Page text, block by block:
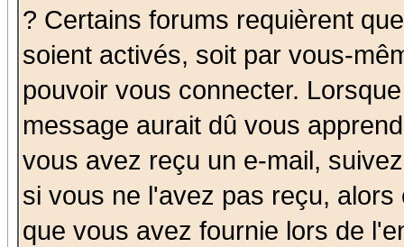
? Certains forums requièrent
soient activés, soit par vous-
pouvoir vous connecter.
message aurait dû vous
vous avez reçu un e-mail,
si vous ne l'avez pas reçu,
que vous avez fournie lors de